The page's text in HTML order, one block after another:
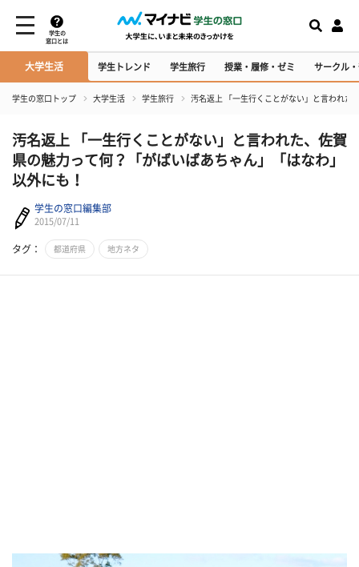
学生の
窓口とは
大学生活 学生トレンド 学生旅行 授業・履修・ゼミ サークル
学生の窓口トップ 大学生活 学生旅行 汚名返上 「一生行くことがない」と言われた
汚名返上 「一生行くことがない」と言われた、佐賀
県の魅力って何？「がばいばあちゃん」「はなわ」
以外にも！
学生の窓口編集部
2015/07/11
タグ： 都道府県 地方ネタ